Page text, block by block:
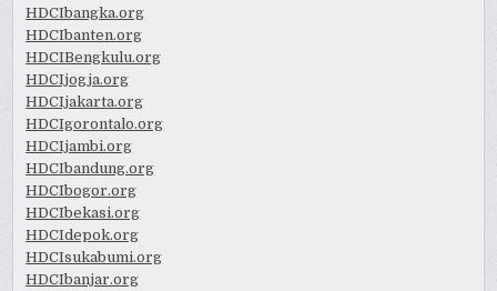
HDCIbangka.org
HDCIbanten.org
HDCIBengkulu.org
HDCIjogja.org
HDCIjakarta.org
HDCIgorontalo.org
HDCIjambi.org
HDCIbandung.org
HDCIbogor.org
HDCIbekasi.org
HDCIdepok.org
HDCIsukabumi.org
HDCIbanjar.org